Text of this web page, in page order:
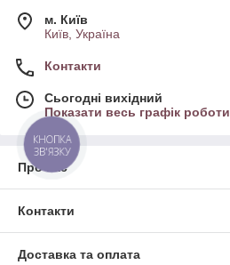
м. Київ
Київ, Україна
Контакти
Сьогодні вихідний
Показати весь графік роботи
Про нас
Контакти
Доставка та оплата
КНОПКА
ЗВ'ЯЗКУ